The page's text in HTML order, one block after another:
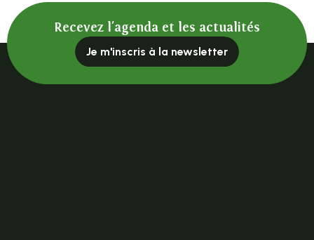
Recevez l'agenda et les actualités
Je m'inscris à la newsletter